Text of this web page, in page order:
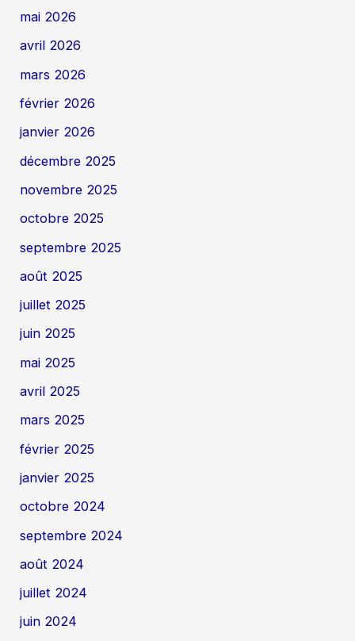
mai 2026
avril 2026
mars 2026
février 2026
janvier 2026
décembre 2025
novembre 2025
octobre 2025
septembre 2025
août 2025
juillet 2025
juin 2025
mai 2025
avril 2025
mars 2025
février 2025
janvier 2025
octobre 2024
septembre 2024
août 2024
juillet 2024
juin 2024